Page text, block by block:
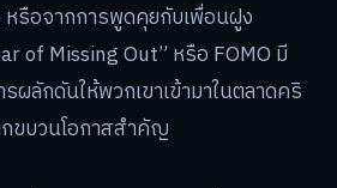
หรือจากการพูดคุยกับเพื่อนฝูง
of Missing Out” หรือ FOMO มี
ผลักดันให้พวกเขาเข้ามาในตลาดคริ
กขบวนโอกาสสำคัญ